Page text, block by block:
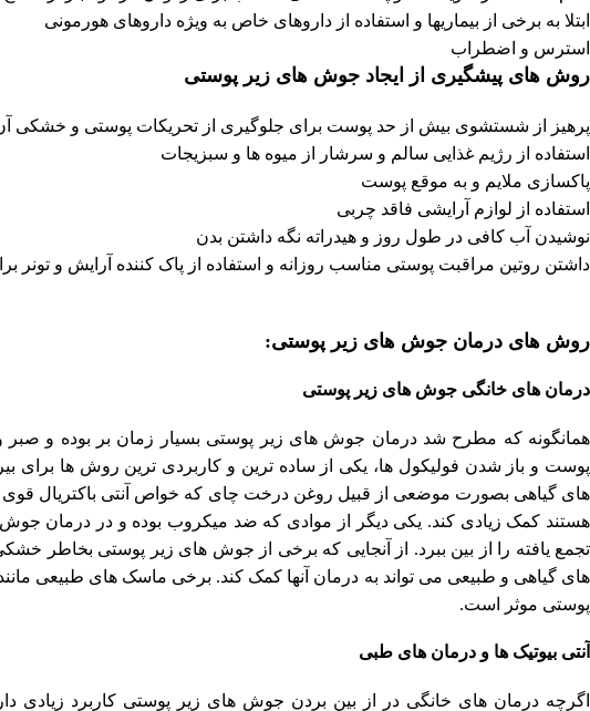
ابتلا به برخی از بیماریها و استفاده از داروهای خاص به ویژه داروهای هورمونی
استرس و اضطراب
روش های پیشگیری از ایجاد جوش های زیر پوستی
پرهیز از شستشوی بیش از حد پوست برای جلوگیری از تحریکات پوستی و خشکی
استفاده از رژیم غذایی سالم و سرشار از میوه ها و سبزیجات
پاکسازی ملایم و به موقع پوست
استفاده از لوازم آرایشی فاقد چربی
نوشیدن آب کافی در طول روز و هیدراته نگه داشتن بدن
داشتن روتین مراقبت پوستی مناسب روزانه و استفاده از پاک کننده آرایش و
روش های درمان جوش های زیر پوستی:
درمان های خانگی جوش های زیر پوستی
همانگونه که مطرح شد درمان جوش های زیر پوستی بسیار زمان بر بوده و
پوست و باز شدن فولیکول ها، یکی از ساده ترین و کاربردی ترین روش ها
های گیاهی بصورت موضعی از قبیل روغن درخت چای که خواص آنتی باکتریال قوی
هستند کمک زیادی کند. یکی دیگر از موادی که ضد میکروب بوده و در درمان
تجمع یافته را از بین ببرد. از آنجایی که برخی از جوش های زیر پوستی بخاطر
های گیاهی و طبیعی می تواند به درمان آنها کمک کند. برخی ماسک های طبیعی
پوستی موثر است.
آنتی بیوتیک ها و درمان های طبی
اگرچه درمان های خانگی در از بین بردن جوش های زیر پوستی کاربرد زیادی